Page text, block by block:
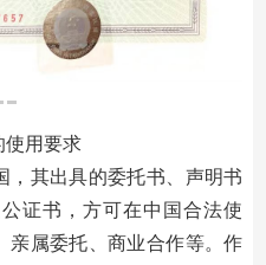
使用要求
，其出具的委托书、声明书
证书，方可在中国合法使
亲属委托、商业合作等。作